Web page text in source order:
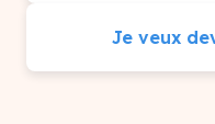
Je veux